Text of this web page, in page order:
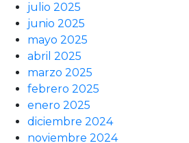
julio 2025
junio 2025
mayo 2025
abril 2025
marzo 2025
febrero 2025
enero 2025
diciembre 2024
noviembre 2024